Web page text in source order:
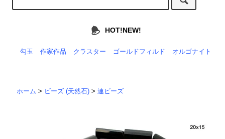
HOT!NEW!
勾玉 作家作品 クラスター ゴールドフィルド オルゴナイト
ホーム > ビーズ (天然石) >連ビーズ